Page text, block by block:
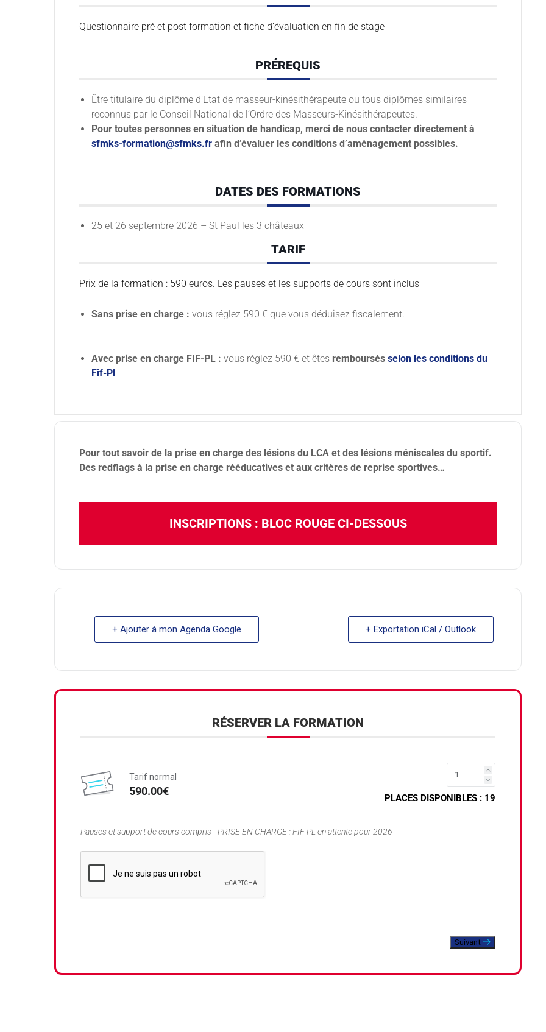
Questionnaire pré et post formation et fiche d’évaluation en fin de stage
PRÉREQUIS
Être titulaire du diplôme d’Etat de masseur-kinésithérapeute ou tous diplômes similaires
reconnus par le Conseil National de l’Ordre des Masseurs-Kinésithérapeutes.
Pour toutes personnes en situation de handicap, merci de nous contacter directement à
sfmks-formation@sfmks.fr afin d’évaluer les conditions d’aménagement possibles.
DATES DES FORMATIONS
25 et 26 septembre 2026 – St Paul les 3 châteaux
TARIF
Prix de la formation : 590 euros. Les pauses et les supports de cours sont inclus
Sans prise en charge : vous réglez 590 € que vous déduisez fiscalement.
Avec prise en charge FIF-PL : vous réglez 590 € et êtes remboursés selon les conditions du
Fif-Pl
Pour tout savoir de la prise en charge des lésions du LCA et des lésions méniscales du sportif.
Des redflags à la prise en charge rééducatives et aux critères de reprise sportives…
INSCRIPTIONS : BLOC ROUGE CI-DESSOUS
+ Ajouter à mon Agenda Google + Exportation iCal / Outlook
Tarif normal
590.00€
19
Pauses et support de cours compris - PRISE EN CHARGE : FIF PL en attente pour 2026
Suivant